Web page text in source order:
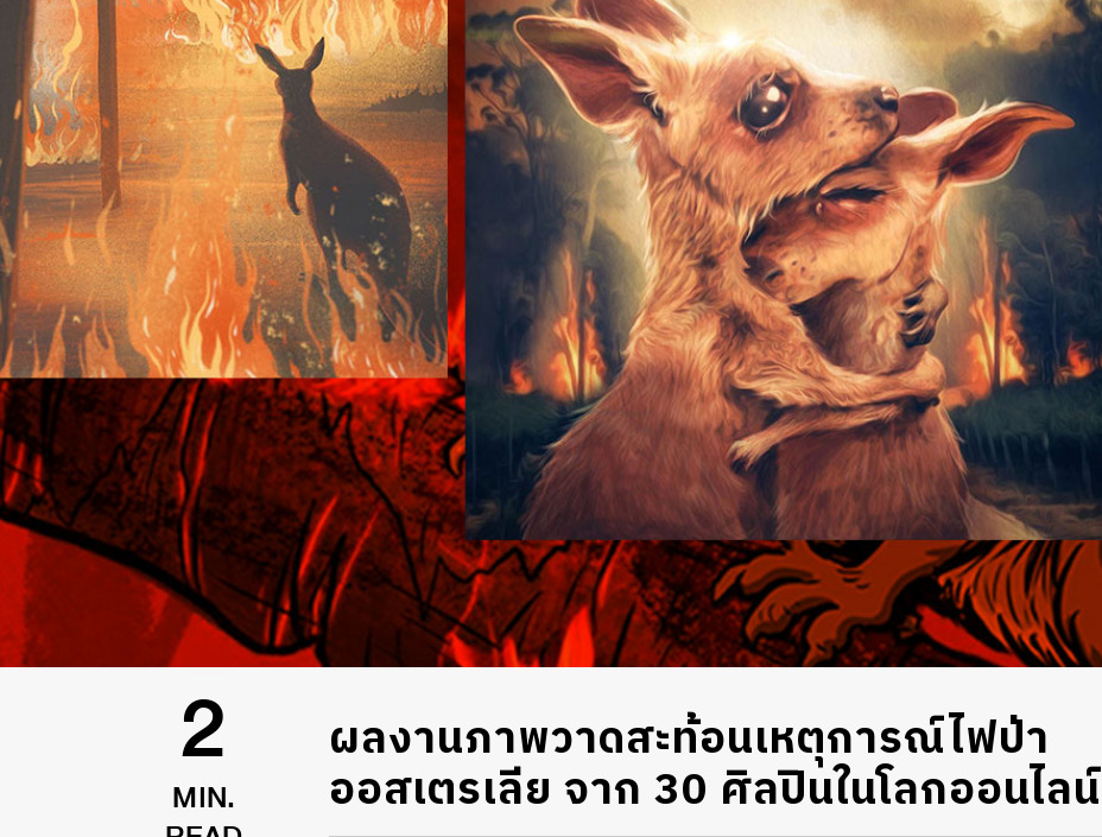
2
MIN.
ผลงานภาพวาดสะท้อนเหตุการณ์ไฟป่า
ออสเตรเลีย จาก 30 ศิลปินในโลกออนไลน์